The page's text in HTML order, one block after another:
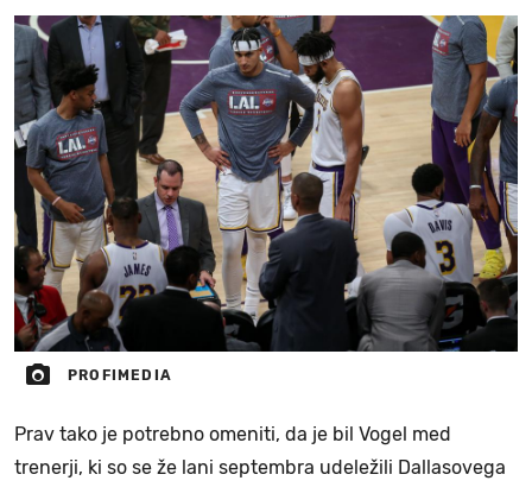
PROFIMEDIA
Prav tako je potrebno omeniti, da je bil Vogel med
trenerji, ki so se že lani septembra udeležili Dallasovega